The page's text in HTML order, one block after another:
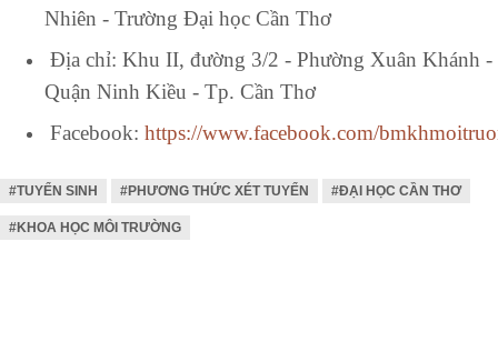
Nhiên - Trường Đại học Cần Thơ
Địa chỉ: Khu II, đường 3/2 - Phường Xuân Khánh -
Quận Ninh Kiều - Tp. Cần Thơ
Facebook: https://www.facebook.com/
#TUYỂN SINH #PHƯƠNG THỨC XÉT TUYỂN #ĐẠI HỌC CẦN THƠ
#KHOA HỌC MÔI TRƯỜNG